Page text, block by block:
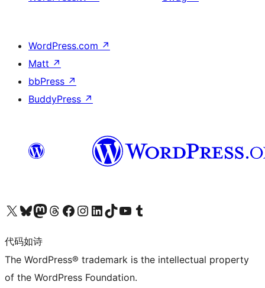
WordPress.com ↗
Matt ↗
bbPress ↗
BuddyPress ↗
关注我们的 X（原 Twitter）账号访问我们的 Bluesky 账号关注我们的 Mastodon 账号访问我们的 Threads 账号 访问我们的 Facebook 公共主页关注我们的 Instagram 账号 关注我们的 LinkedIn 主页访问我们的 TikTok 账号访问我们的 YouTube 频道 访问我们的 Tumblr 账号
代码如诗
The WordPress® trademark is the intellectual property
of the WordPress Foundation.